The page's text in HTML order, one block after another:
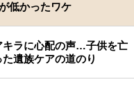
低かったワケ
キラに心配の声…子供を亡
遺族ケアの道のり